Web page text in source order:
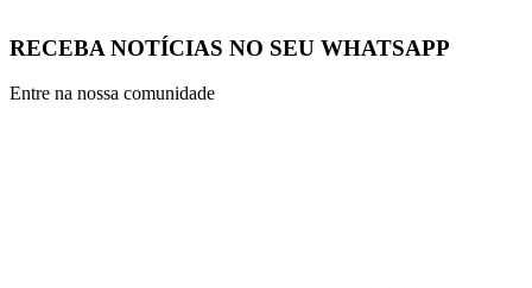
RECEBA NOTÍCIAS NO SEU WHATSAPP
Entre na nossa comunidade